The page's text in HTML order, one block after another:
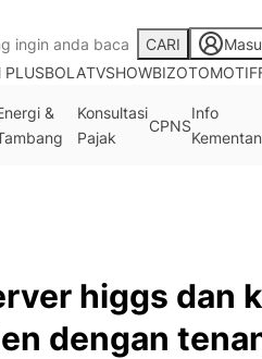
CARI
PLUSBOLATVSHOWBIZOTOMOTIF
&
Konsultasi
Pajak
CPNS
Info
Kementan
higgs dan
dengan